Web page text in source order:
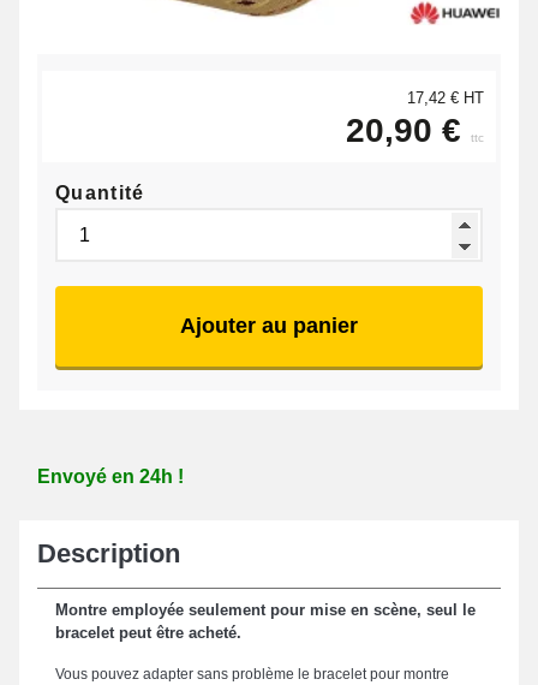
17,42 € HT
20,90 € ttc
Quantité
Ajouter au panier
Envoyé en 24h !
Description
Montre employée seulement pour mise en scène, seul le
bracelet peut être acheté.
Vous pouvez adapter sans problème le bracelet pour montre